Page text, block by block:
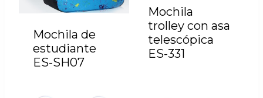
Mochila de
estudiante
ES-SH07
Mochila
trolley con asa
telescópica
ES-331